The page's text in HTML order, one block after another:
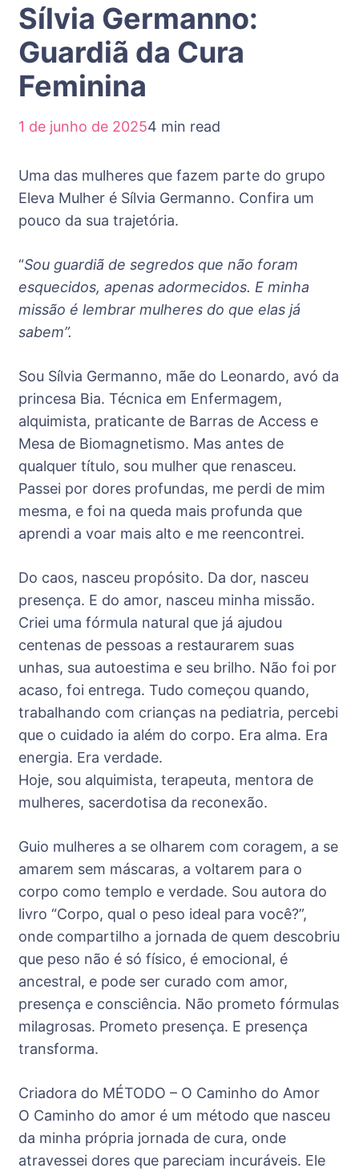
Sílvia Germanno:
Guardiã da Cura
Feminina
1 de junho de 20254 min read
Uma das mulheres que fazem parte do grupo
Eleva Mulher é Sílvia Germanno. Confira um
pouco da sua trajetória.
“Sou guardiã de segredos que não foram
esquecidos, apenas adormecidos. E minha
missão é lembrar mulheres do que elas já
sabem”.
Sou Sílvia Germanno, mãe do Leonardo, avó da
princesa Bia. Técnica em Enfermagem,
alquimista, praticante de Barras de Access e
Mesa de Biomagnetismo. Mas antes de
qualquer título, sou mulher que renasceu.
Passei por dores profundas, me perdi de mim
mesma, e foi na queda mais profunda que
aprendi a voar mais alto e me reencontrei.
Do caos, nasceu propósito. Da dor, nasceu
presença. E do amor, nasceu minha missão.
Criei uma fórmula natural que já ajudou
centenas de pessoas a restaurarem suas
unhas, sua autoestima e seu brilho. Não foi por
acaso, foi entrega. Tudo começou quando,
trabalhando com crianças na pediatria, percebi
que o cuidado ia além do corpo. Era alma. Era
energia. Era verdade.
Hoje, sou alquimista, terapeuta, mentora de
mulheres, sacerdotisa da reconexão.
Guio mulheres a se olharem com coragem, a se
amarem sem máscaras, a voltarem para o
corpo como templo e verdade. Sou autora do
livro “Corpo, qual o peso ideal para você?”,
onde compartilho a jornada de quem descobriu
que peso não é só físico, é emocional, é
ancestral, e pode ser curado com amor,
presença e consciência. Não prometo fórmulas
milagrosas. Prometo presença. E presença
transforma.
Criadora do MÉTODO – O Caminho do Amor
O Caminho do amor é um método que nasceu
da minha própria jornada de cura, onde
atravessei dores que pareciam incuráveis. Ele